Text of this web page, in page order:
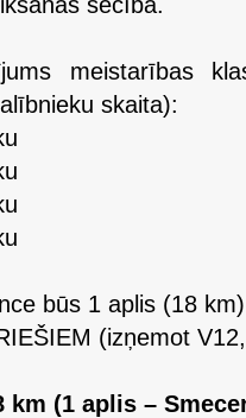
meistarības
skaita):
būs 1 aplis (18
(izņemot
Smeceres